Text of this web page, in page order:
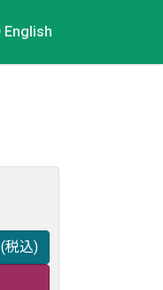
English
(税込)